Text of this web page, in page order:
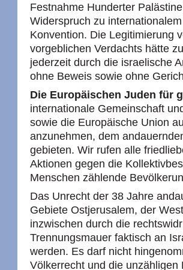
Festnahme Hunderter
Widerspruch zu
Konvention. Die Legitimierung
vorgeblichen Verdachts hätte
jederzeit durch die israelische
ohne Beweis sowie ohne
Die Europäischen Juden für
internationale Gemeinschaft
sowie die Europäische Union
anzunehmen, dem
gebieten. Wir rufen alle
Aktionen gegen die
Menschen zählende
Das Unrecht der 38 Jahre
Gebiete Ostjerusalem, der
inzwischen durch die
Trennungsmauer faktisch an
werden. Es darf nicht
Völkerrecht und die